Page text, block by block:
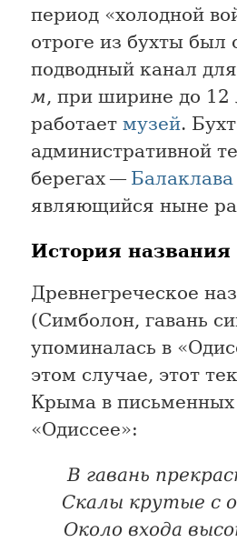
период «холодной
отроге из бухты
подводный канал
м, при ширине до 12
работает музей.
административной
берегах — Балаклава
являющийся ныне
История названия
Древнегреческое
(Симболон, гавань
упоминалась в
этом случае, этот
Крыма в письменных
«Одиссее»:
В гавань
Скалы крутые с
Около входа